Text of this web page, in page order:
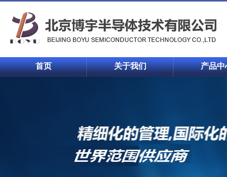
首页 关于我们 产品中